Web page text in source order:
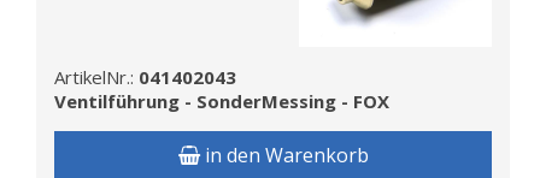
ArtikelNr.: 041402043
Ventilführung - SonderMessing - FOX
in den Warenkorb